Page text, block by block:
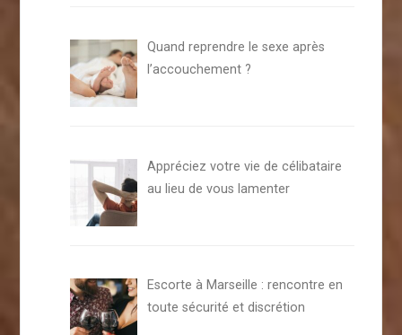
Quand reprendre le sexe après
l’accouchement ?
Appréciez votre vie de célibataire
au lieu de vous lamenter
Escorte à Marseille : rencontre en
toute sécurité et discrétion